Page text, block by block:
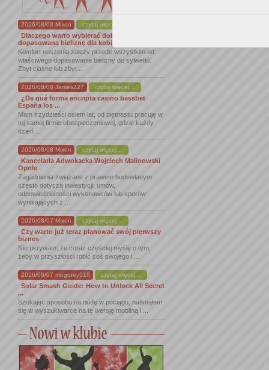
2026/08/08 Mixon czytaj więcej...
Dlaczego warto wybierać dobrze
dopasowaną bieliznę dla kobiet
Komfort noszenia zależy przede wszystkim od
właściwego dopasowania bielizny do sylwetki.
Zbyt ciasne lub zbyt ...
2026/08/08 James227 czytaj więcej...
¿De qué forma encripta casino bassbet
España los ...
Mam trzydzieści osiem lat, od piętnastu pracuję w
tej samej firmie ubezpieczeniowej, gdzie każdy
dzień ...
2026/08/08 Mixon czytaj więcej...
Kancelaria Adwokacka Wojciech Malinowski
Opole
Zagadnienia związane z prawem budowlanym
często dotyczą inwestycji, umów,
odpowiedzialności wykonawców lub sporów
wynikających z ...
2026/08/07 Mixon czytaj więcej...
Czy warto już teraz planować swój pierwszy
biznes
Nie ukrywam, że coraz częściej myślę o tym,
żeby w przyszłości robić coś swojego i ...
2026/08/07 mogorey518 czytaj więcej...
Solar Smash Guide: How to Unlock All Secret
...
Szukając sposobu na nudę w pociągu, natknąłem
się w wyszukiwarce na tę wersję mobilną i ...